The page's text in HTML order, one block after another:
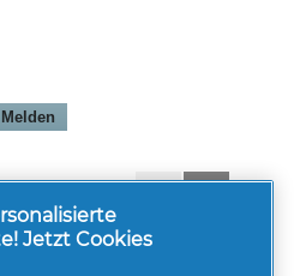
Melden
Jetzt Cookies